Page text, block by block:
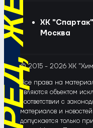
ХК "Спартак"
Москва
© 2015 - 2026 ХК
Все права на
являются объектом
соответствии с
материалов и
допускается только